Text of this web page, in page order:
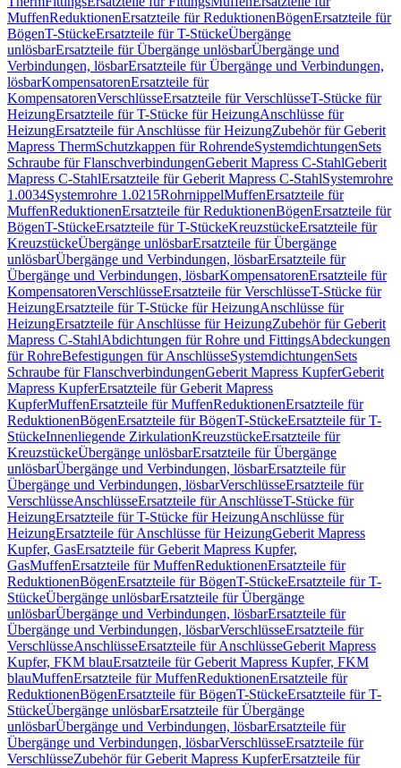
MuffenReduktionenErsatzteile für ReduktionenBögenErsatzteile für
BögenT-StückeErsatzteile für T-StückeÜbergänge
unlösbarErsatzteile für Übergänge unlösbarÜbergänge und
Verbindungen, lösbarErsatzteile für Übergänge und Verbindungen,
lösbarKompensatorenErsatzteile für
KompensatorenVerschlüsseErsatzteile für VerschlüsseT-Stücke für
HeizungErsatzteile für T-Stücke für HeizungAnschlüsse für
HeizungErsatzteile für Anschlüsse für HeizungZubehör für Geberit
Mapress ThermSchutzkappen für RohrendeSystemdichtungenSets
Schraube für FlanschverbindungenGeberit Mapress C-StahlGeberit
Mapress C-StahlErsatzteile für Geberit Mapress C-StahlSystemrohre
1.0034Systemrohre 1.0215RohrnippelMuffenErsatzteile für
MuffenReduktionenErsatzteile für ReduktionenBögenErsatzteile für
BögenT-StückeErsatzteile für T-StückeKreuzstückeErsatzteile für
KreuzstückeÜbergänge unlösbarErsatzteile für Übergänge
unlösbarÜbergänge und Verbindungen, lösbarErsatzteile für
Übergänge und Verbindungen, lösbarKompensatorenErsatzteile für
KompensatorenVerschlüsseErsatzteile für VerschlüsseT-Stücke für
HeizungErsatzteile für T-Stücke für HeizungAnschlüsse für
HeizungErsatzteile für Anschlüsse für HeizungZubehör für Geberit
Mapress C-StahlAbdichtungen für Rohre und FittingsAbdeckungen
für RohreBefestigungen für AnschlüsseSystemdichtungenSets
Schraube für FlanschverbindungenGeberit Mapress KupferGeberit
Mapress KupferErsatzteile für Geberit Mapress
KupferMuffenErsatzteile für MuffenReduktionenErsatzteile für
ReduktionenBögenErsatzteile für BögenT-StückeErsatzteile für T-
StückeInnenliegende ZirkulationKreuzstückeErsatzteile für
KreuzstückeÜbergänge unlösbarErsatzteile für Übergänge
unlösbarÜbergänge und Verbindungen, lösbarErsatzteile für
Übergänge und Verbindungen, lösbarVerschlüsseErsatzteile für
VerschlüsseAnschlüsseErsatzteile für AnschlüsseT-Stücke für
HeizungErsatzteile für T-Stücke für HeizungAnschlüsse für
HeizungErsatzteile für Anschlüsse für HeizungGeberit Mapress
Kupfer, GasErsatzteile für Geberit Mapress Kupfer,
GasMuffenErsatzteile für MuffenReduktionenErsatzteile für
ReduktionenBögenErsatzteile für BögenT-StückeErsatzteile für T-
StückeÜbergänge unlösbarErsatzteile für Übergänge
unlösbarÜbergänge und Verbindungen, lösbarErsatzteile für
Übergänge und Verbindungen, lösbarVerschlüsseErsatzteile für
VerschlüsseAnschlüsseErsatzteile für AnschlüsseGeberit Mapress
Kupfer, FKM blauErsatzteile für Geberit Mapress Kupfer, FKM
blauMuffenErsatzteile für MuffenReduktionenErsatzteile für
ReduktionenBögenErsatzteile für BögenT-StückeErsatzteile für T-
StückeÜbergänge unlösbarErsatzteile für Übergänge
unlösbarÜbergänge und Verbindungen, lösbarErsatzteile für
Übergänge und Verbindungen, lösbarVerschlüsseErsatzteile für
VerschlüsseZubehör für Geberit Mapress KupferErsatzteile für